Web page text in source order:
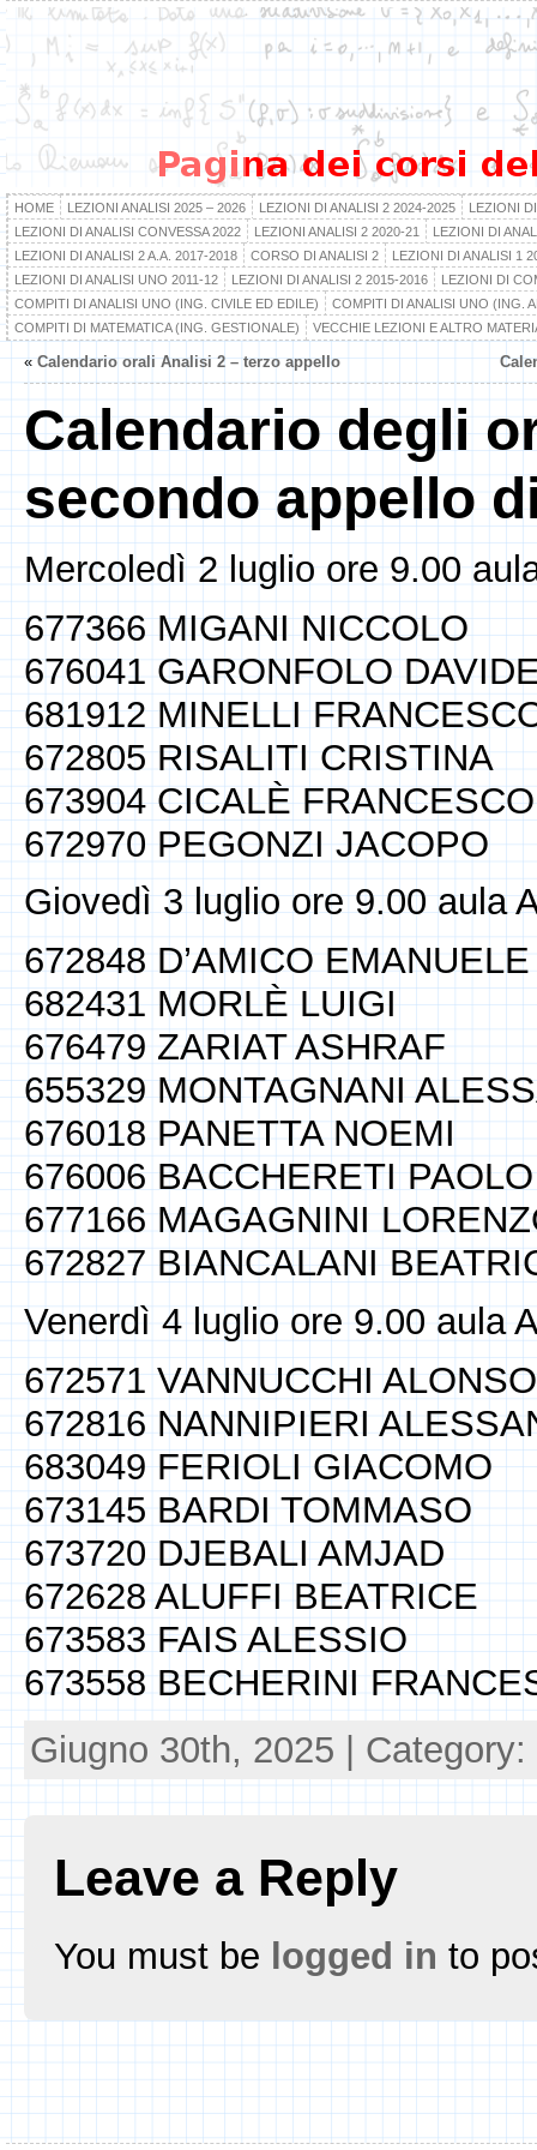
HOME LEZIONI ANALISI 2025 – 2026 LEZIONI DI ANALISI 2 2024-2025
LEZIONI
LEZIONI DI ANALISI CONVESSA 2022
LEZIONI ANALISI 2 2020-21
LEZIONI DI
LEZIONI DI ANALISI 2 A.A. 2017-2018
CORSO DI ANALISI 2
LEZIONI DI ANALISI 1
LEZIONI DI ANALISI UNO 2011-12
LEZIONI DI ANALISI 2 2015-2016
LEZIONI DI
COMPITI DI ANALISI UNO (ING. CIVILE ED EDILE)
COMPITI DI ANALISI UNO (ING.
COMPITI DI MATEMATICA (ING. GESTIONALE)
VECCHIE LEZIONI E ALTRO
«Calendario orali Analisi 2 – terzo appello
Calendario degli
secondo appello
Mercoledì 2 luglio ore 9.00
677366 MIGANI NICCOLO
676041 GARONFOLO
681912 MINELLI
672805 RISALITI CRISTINA
673904 CICALÈ FRANCESCO
672970 PEGONZI JACOPO
Giovedì 3 luglio ore 9.00 aula
672848 D’AMICO EMANUELE
682431 MORLÈ LUIGI
676479 ZARIAT ASHRAF
655329 MONTAGNANI
676018 PANETTA NOEMI
676006 BACCHERETI PAOLO
677166 MAGAGNINI
672827 BIANCALANI
Venerdì 4 luglio ore 9.00 aula
672571 VANNUCCHI
672816 NANNIPIERI
683049 FERIOLI GIACOMO
673145 BARDI TOMMASO
673720 DJEBALI AMJAD
672628 ALUFFI BEATRICE
673583 FAIS ALESSIO
673558 BECHERINI
Giugno 30th, 2025 | Category:
Leave a Reply
You must be logged in to